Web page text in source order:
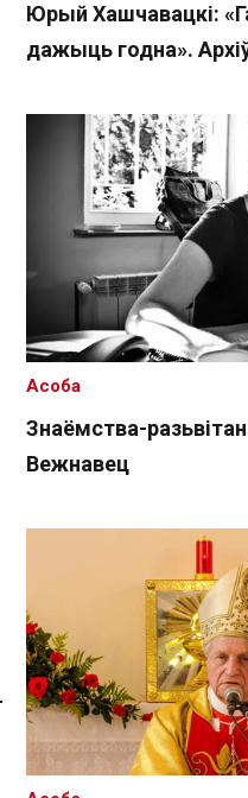
Спасылка без VPN
Юрый Хашчавацкі:
дажыць годна».
Знаёмства-
Вежнавец
Асоба